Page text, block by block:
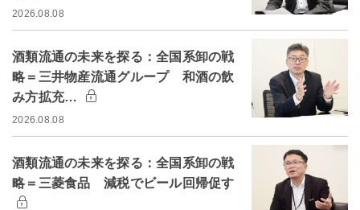
2026.08.08
酒類流通の未来を探る：全国系卸の戦
略＝三井物産流通グループ 和酒の飲
み方拡充…
2026.08.08
酒類流通の未来を探る：全国系卸の戦
略＝三菱食品 減税でビール回帰促す